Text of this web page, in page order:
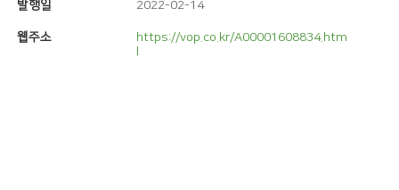
발행일 2022-02-14
웹주소
https://vop.co.kr/A00001608834.htm